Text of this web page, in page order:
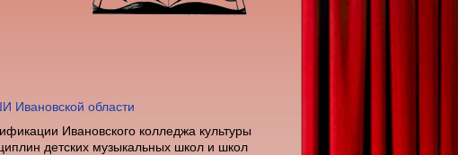
Ивановской области
Ивановского колледжа культуры
детских музыкальных школ и школ